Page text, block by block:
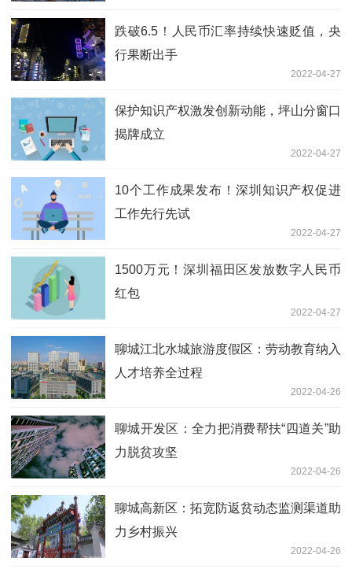
跌破6.5！人民币汇率持续快速贬值，央
行果断出手
2022-04-27
保护知识产权激发创新动能，坪山分窗口
揭牌成立
2022-04-27
10个工作成果发布！深圳知识产权促进
工作先行先试
2022-04-27
1500万元！深圳福田区发放数字人民币
红包
2022-04-27
聊城江北水城旅游度假区：劳动教育纳入
人才培养全过程
2022-04-26
聊城开发区：全力把消费帮扶“四道关”助
力脱贫攻坚
2022-04-26
聊城高新区：拓宽防返贫动态监测渠道助
力乡村振兴
2022-04-26